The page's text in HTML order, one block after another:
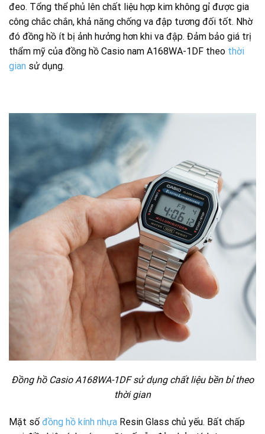
đeo. Tổng thể phủ lên chất liệu hợp kim không gỉ được gia
công chắc chắn, khả năng chống va đập tương đối tốt. Nhờ
đó đồng hồ ít bị ảnh hưởng hơn khi va đập. Đảm bảo giá trị
thẩm mỹ của đồng hồ Casio nam A168WA-1DF theo thời
gian sử dụng.
Đồng hồ Casio A168WA-1DF sử dụng chất liệu bền bỉ theo
thời gian
Mặt số đồng hồ kính nhựa Resin Glass chủ yếu. Bất chấp